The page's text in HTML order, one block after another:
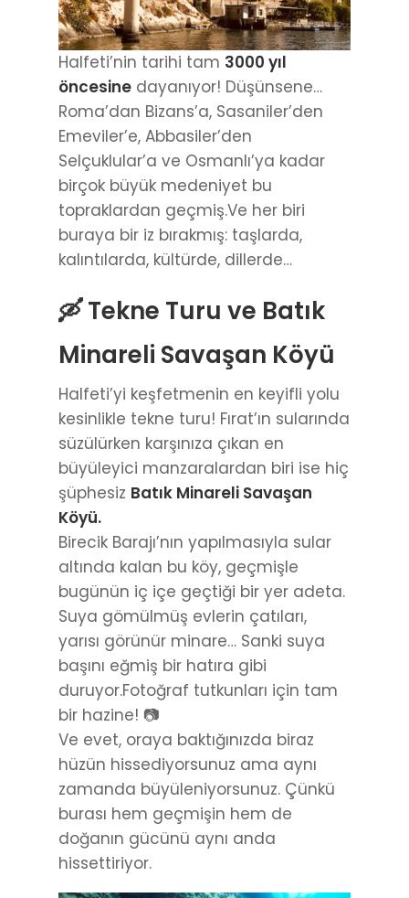
Halfeti’nin tarihi tam 3000 yıl
öncesine dayanıyor! Düşünsene…
Roma’dan Bizans’a, Sasaniler’den
Emeviler’e, Abbasiler’den
Selçuklular’a ve Osmanlı’ya kadar
birçok büyük medeniyet bu
topraklardan geçmiş.Ve her biri
buraya bir iz bırakmış: taşlarda,
kalıntılarda, kültürde, dillerde…
🛶 Tekne Turu ve Batık
Minareli Savaşan Köyü
Halfeti’yi keşfetmenin en keyifli yolu
kesinlikle tekne turu! Fırat’ın sularında
süzülürken karşınıza çıkan en
büyüleyici manzaralardan biri ise hiç
şüphesiz Batık Minareli Savaşan
Köyü.
Birecik Barajı’nın yapılmasıyla sular
altında kalan bu köy, geçmişle
bugünün iç içe geçtiği bir yer adeta.
Suya gömülmüş evlerin çatıları,
yarısı görünür minare… Sanki suya
başını eğmiş bir hatıra gibi
duruyor.Fotoğraf tutkunları için tam
bir hazine! 📷
Ve evet, oraya baktığınızda biraz
hüzün hissediyorsunuz ama aynı
zamanda büyüleniyorsunuz. Çünkü
burası hem geçmişin hem de
doğanın gücünü aynı anda
hissettiriyor.